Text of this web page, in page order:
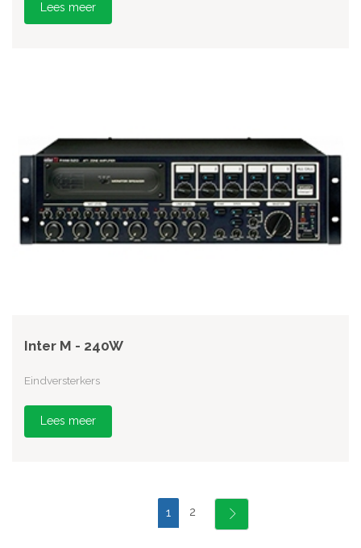
Lees meer
Inter M - 240W
Eindversterkers
Lees meer
1 2